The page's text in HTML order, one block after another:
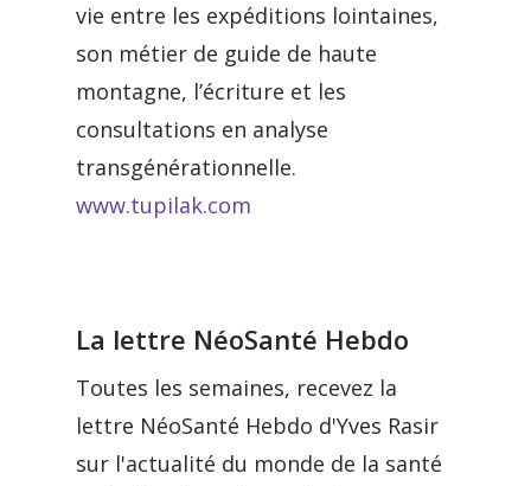
vie entre les expéditions lointaines,
son métier de guide de haute
montagne, l’écriture et les
consultations en analyse
transgénérationnelle.
www.tupilak.com
La lettre NéoSanté Hebdo
Toutes les semaines, recevez la
lettre NéoSanté Hebdo d'Yves Rasir
sur l'actualité du monde de la santé